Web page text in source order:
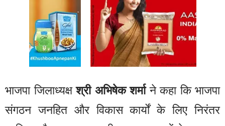
भाजपा जिलाध्यक्षश्री अभिषेक शर्माने कहा कि भाजपा
संगठन जनहित और विकास कार्यों के लिए निरंतर